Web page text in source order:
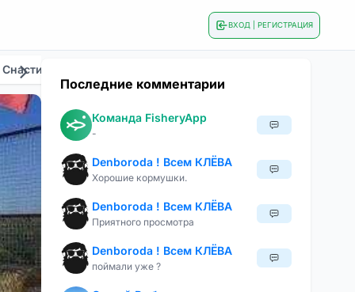
ВХОД | РЕГИСТРАЦИЯ
Последние комментарии
Команда FisheryApp
-
Denboroda ! Всем КЛЁВА
Хорошие кормушки.
Denboroda ! Всем КЛЁВА
Приятного просмотра
Denboroda ! Всем КЛЁВА
поймали уже ?